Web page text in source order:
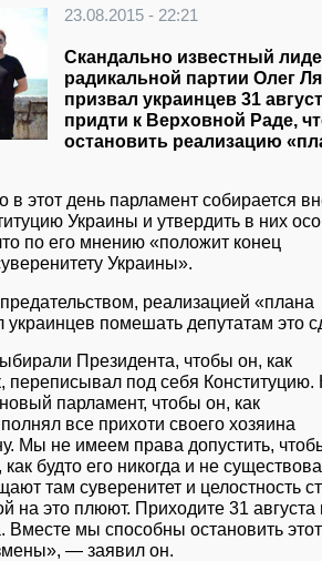
23.08.2015 - 22:21
Скандально известный
радикальной партии Олег
призвал украинцев 31
придти к Верховной Раде,
остановить реализацию
в этот день парламент собирается
Украины и утвердить в них
по его мнению «положит конец
Украины».
реализацией «плана
украинцев помешать депутатам это
Президента, чтобы он, как
переписывал под себя Конституцию.
парламент, чтобы он, как
все прихоти своего хозяина
Мы не имеем права допустить,
будто его никогда и не
там суверенитет и целостность
на это плюют. Приходите 31 августа
Вместе мы способны остановить этот
— заявил он.